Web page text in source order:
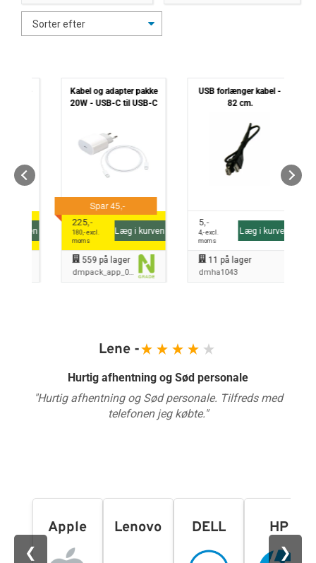
Kabel og adapter pakke
20W - USB-C til USB-C
225 ,-
,- excl.
Læg i kurven
559på lager
dmpack_app_005
USB forlænger kabel -
82 cm.
,- excl.
Læg i kurven
11på lager
dmha1043
Lene -
Hurtig afhentning og Sød personale
"Hurtig afhentning og Sød personale. Tilfreds med
telefonen jeg købte."
Kristina -
Helt eminente!!
"Jeg købte for et års tid siden en 12 år gammel
MacBook, som stadig kører utroligt godt, taget dens
❮
Apple Lenovo DELL HP
❯